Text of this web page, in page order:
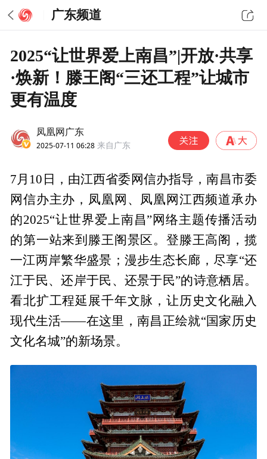
广东频道
2025“让世界爱上南昌”|开放·共享
·焕新！滕王阁“三还工程”让城市
更有温度
凤凰网广东
2025-07-11 06:28 来自广东
7月10日，由江西省委网信办指导，南昌市委
网信办主办，凤凰网、凤凰网江西频道承办
的2025“让世界爱上南昌”网络主题传播活动
的第一站来到滕王阁景区。登滕王高阁，揽
一江两岸繁华盛景；漫步生态长廊，尽享“还
江于民、还岸于民、还景于民”的诗意栖居。
看北扩工程延展千年文脉，让历史文化融入
现代生活——在这里，南昌正绘就“国家历史
文化名城”的新场景。